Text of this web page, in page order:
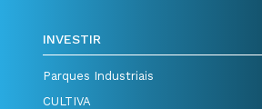
INVESTIR
Parques Industriais
CULTIVA